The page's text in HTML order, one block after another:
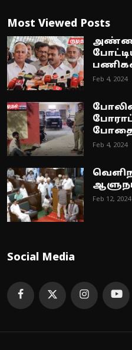
Most Viewed Posts
Feb 4, 2024
போதை
Feb 4, 2024
Feb 12, 2024
Social Media